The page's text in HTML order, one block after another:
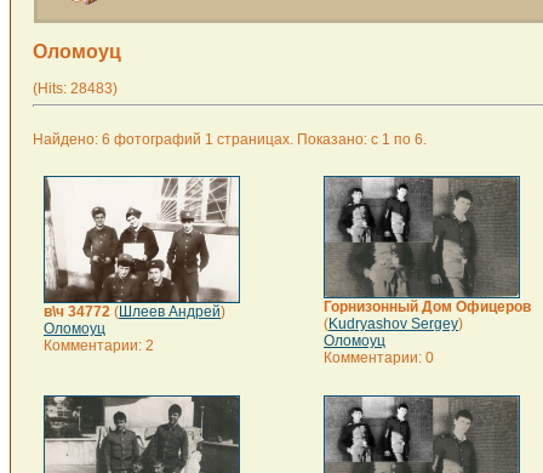
Оломоуц
(Hits: 28483)
Найдено: 6 фотографий 1 страницах. Показано: с 1 по 6.
в\ч 34772 (Шлеев Андрей)
Оломоуц
Комментарии: 2
Горнизонный Дом Офицеров
(Kudryashov Sergey)
Оломоуц
Комментарии: 0